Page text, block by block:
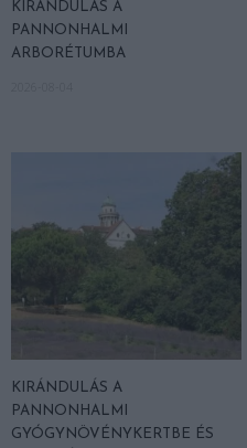
KIRÁNDULÁS A
PANNONHALMI
ARBORÉTUMBA
KIRÁNDULÁS A
PANNONHALMI
GYÓGYNÖVÉNYKERTBE ÉS